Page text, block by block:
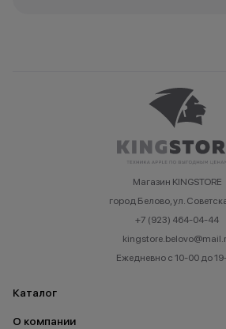
Магазин KINGSTORE
город Белово, ул.
+7 (923) 464-04-44
Ежедневно с 10-00 до
Каталог
О компании